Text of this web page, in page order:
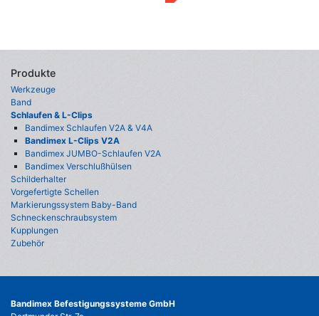
Produkte
Werkzeuge
Band
Schlaufen & L-Clips
Bandimex Schlaufen V2A & V4A
Bandimex L-Clips V2A
Bandimex JUMBO-Schlaufen V2A
Bandimex Verschlußhülsen
Schilderhalter
Vorgefertigte Schellen
Markierungssystem Baby-Band
Schneckenschraubsystem
Kupplungen
Zubehör
Bandimex Befestigungssysteme GmbH